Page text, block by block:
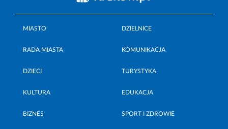
MIASTO DZIELNICE
RADA MIASTA KOMUNIKACJA
DZIECI TURYSTYKA
KULTURA EDUKACJA
BIZNES SPORT I ZDROWIE